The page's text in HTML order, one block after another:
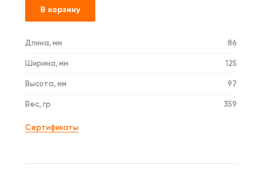
В корзину
Длина, мм 86
Ширина, мм 125
Высота, мм 97
Вес, гр 359
Сертификаты